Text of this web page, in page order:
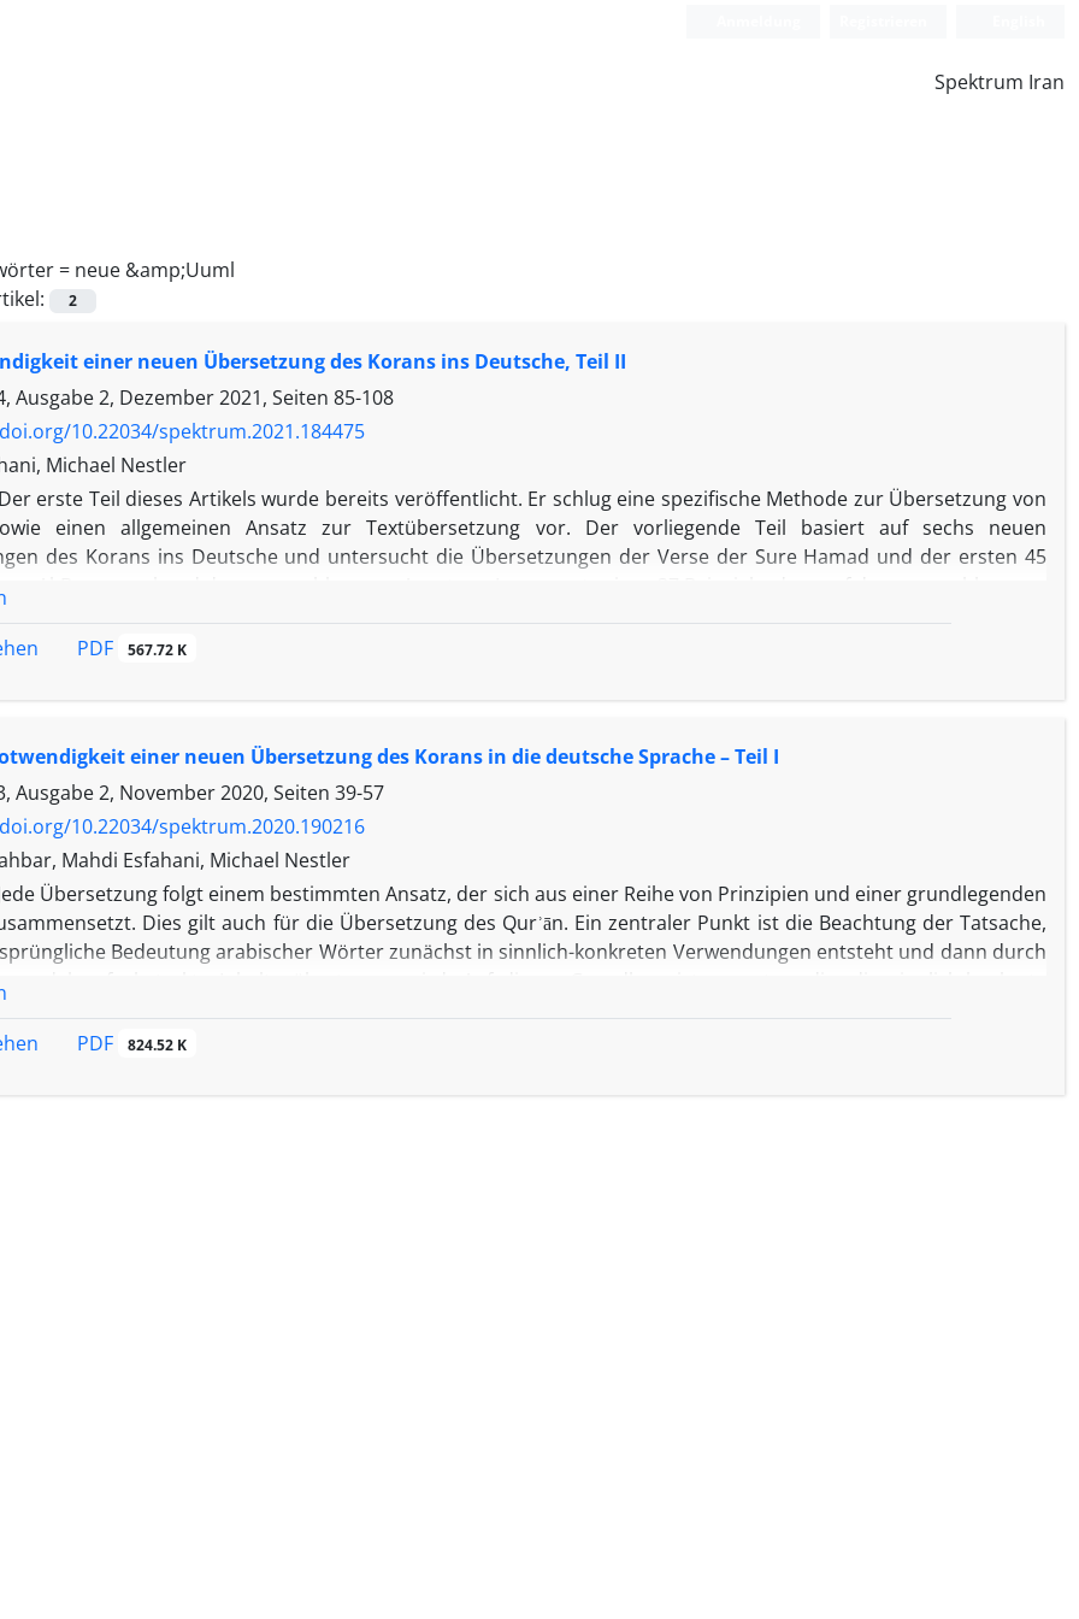
Spektrum Iran
= neue &amp;Uuml
2
einer neuen Übersetzung des Korans ins Deutsche, Teil II
Ausgabe 2, Dezember 2021, Seiten 85-108
10.22034/spektrum.2021.184475
Michael Nestler
Der erste Teil dieses Artikels wurde bereits veröffentlicht. Er schlug eine spezifische Methode zur Übersetzung von
einen allgemeinen Ansatz zur Textübersetzung vor. Der vorliegende Teil basiert auf sechs neuen
des Korans ins Deutsche und untersucht die Übersetzungen der Verse der Sure Hamad und der ersten 45
Al-Baqara anhand des vorgeschlagenen Ansatzes. Insgesamt zeigen 37 Beispiele, dass auf der vorgeschlagenen
PDF 567.72 K
einer neuen Übersetzung des Korans in die deutsche Sprache – Teil I
Ausgabe 2, November 2020, Seiten 39-57
10.22034/spektrum.2020.190216
Mahdi Esfahani, Michael Nestler
Übersetzung folgt einem bestimmten Ansatz, der sich aus einer Reihe von Prinzipien und einer grundlegenden
Dies gilt auch für die Übersetzung des Qurʾān. Ein zentraler Punkt ist die Beachtung der Tatsache,
Bedeutung arabischer Wörter zunächst in sinnlich-konkreten Verwendungen entsteht und dann durch
auf abstrakte Inhalte übertragen wird. Auf dieser Grundlage ist es notwendig, die sinnlich-konkrete
im ersten Teil des Artikels behandelten Beispiele und Schlüsselbegriffe zeigen, dass ein solcher Zugang zum
PDF 824.52 K